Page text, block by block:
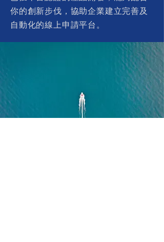
你的創新步伐，協助企業建立完善及
自動化的線上申請平台。